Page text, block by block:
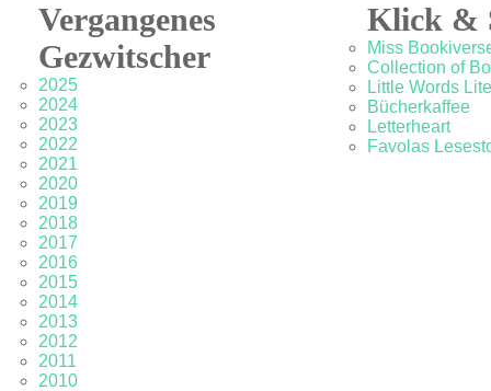
Vergangenes
Gezwitscher
2025
2024
2023
2022
2021
2020
2019
2018
2017
2016
2015
2014
2013
2012
2011
2010
Klick &
Miss
Collection of
Little Words
Bücherkaffee
Letterheart
Favolas